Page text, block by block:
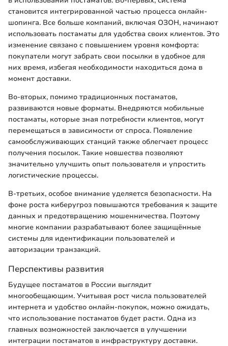
становится интегрированной частью процесса онлайн-
шопинга. Все больше компаний, включая ОЗОН, начинают
использовать постаматы для удобства своих клиентов. Это
изменение связано с повышением уровня комфорта:
покупатели могут забрать свои посылки в удобное для
них время, избегая необходимости находиться дома в
момент доставки.
Во-вторых, помимо традиционных постаматов,
развиваются новые форматы. Внедряются мобильные
постаматы, которые зная потребности клиентов, могут
перемещаться в зависимости от спроса. Появление
самообслуживающих станций также облегчает процесс
получения посылок. Такие новшества позволяют
значительно улучшить опыт пользователя и упростить
логистические процессы.
В-третьих, особое внимание уделяется безопасности. На
фоне роста киберугроз повышаются требования к защите
данных и предотвращению мошенничества. Поэтому
многие компании разрабатывают более защищённые
системы для идентификации пользователей и
авторизации транзакций.
Перспективы развития
Будущее постаматов в России выглядит
многообещающим. Учитывая рост числа пользователей
интернета и удобство онлайн-покупок, можно ожидать,
что использование постаматов будет расти. Одна из
главных возможностей заключается в улучшении
интеграции постаматов в инфраструктуру доставки.